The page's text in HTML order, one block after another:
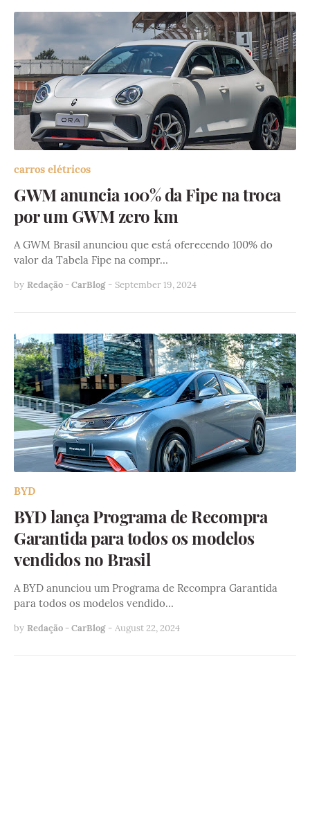
carros elétricos
GWM anuncia 100% da Fipe na troca
por um GWM zero km
A GWM Brasil anunciou que está oferecendo 100% do
valor da Tabela Fipe na compr…
by Redação - CarBlog - September 19, 2024
BYD
BYD lança Programa de Recompra
Garantida para todos os modelos
vendidos no Brasil
A BYD anunciou um Programa de Recompra Garantida
para todos os modelos vendido…
by Redação - CarBlog - August 22, 2024